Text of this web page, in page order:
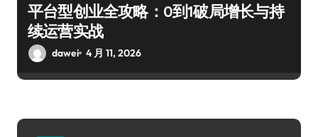
平台型创业全攻略：0到1破局增长与持
续运营实战
dawei 4 月 11, 2026